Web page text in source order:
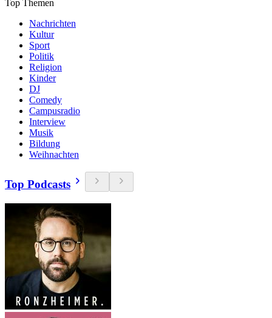
Top Themen
Nachrichten
Kultur
Sport
Politik
Religion
Kinder
DJ
Comedy
Campusradio
Interview
Musik
Bildung
Weihnachten
Top Podcasts